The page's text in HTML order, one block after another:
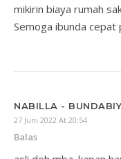
mikirin biaya rumah
Semoga ibunda cepat
NABILLA -
27 Juni 2022 At 20:54
Balas